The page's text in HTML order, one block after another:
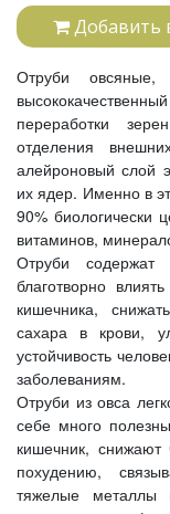
Добавить
Отруби
переработки
отделения
алейроновый слой
их ядер. Именно в
90% биологически
витаминов,
Отруби
благотворно
кишечника,
сахара в крови,
устойчивость
заболеваниям.
Отруби из овса
себе много
кишечник, снижают
похудению,
тяжелые металлы